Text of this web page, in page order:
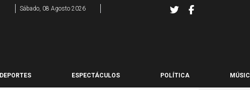
Sábado, 08 Agosto 2026
DEPORTES ESPECTÁCULOS POLÍTICA